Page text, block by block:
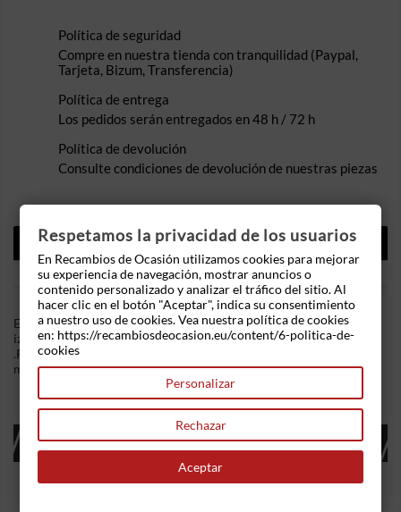
Política de seguridad
Compre en nuestra tienda con tranquilidad (Paypal,
Tarjeta, Bizum, Transferencia)
Política de entrega
Los pedidos serán entregados en 48 h / 72 h
Política de devolución
Consulte condiciones de devolución de nuestras piezas
DESCRIPCIÓN
DETALLES DEL PRODUCTO
En Recambios de Ocasion disponemos de Piloto trasero
izquierdo Seat Ibiza II (Versión 1999) (1999-2002) 1.6 (101 cv)
.Referencia Interna: 03121127523178. Ademas, disponemos de
mas recambios, si tiene cualquier duda consultenos.
16 OTROS PRODUCTOS EN LA MISMA
CATEGORÍA:
Respetamos la privacidad de los usuarios
En Recambios de Ocasión utilizamos cookies para mejorar
su experiencia de navegación, mostrar anuncios o
contenido personalizado y analizar el tráfico del sitio. Al
hacer clic en el botón "Aceptar", indica su consentimiento
a nuestro uso de cookies. Vea nuestra política de cookies
en: https://recambiosdeocasion.eu/content/6-politica-de-
cookies
Personalizar
Rechazar
Aceptar